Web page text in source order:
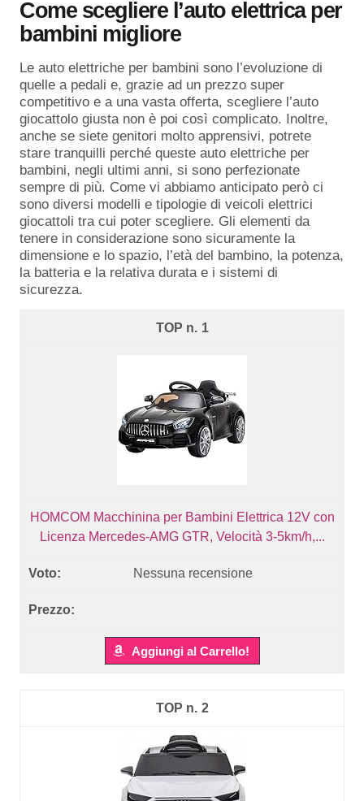
Come scegliere l’auto elettrica per
bambini migliore
Le auto elettriche per bambini sono l’evoluzione di
quelle a pedali e, grazie ad un prezzo super
competitivo e a una vasta offerta, scegliere l’auto
giocattolo giusta non è poi così complicato. Inoltre,
anche se siete genitori molto apprensivi, potrete
stare tranquilli perché queste auto elettriche per
bambini, negli ultimi anni, si sono perfezionate
sempre di più. Come vi abbiamo anticipato però ci
sono diversi modelli e tipologie di veicoli elettrici
giocattoli tra cui poter scegliere. Gli elementi da
tenere in considerazione sono sicuramente la
dimensione e lo spazio, l’età del bambino, la potenza,
la batteria e la relativa durata e i sistemi di
sicurezza.
1
HOMCOM Macchinina per Bambini Elettrica 12V con
Licenza Mercedes-AMG GTR, Velocità 3-5km/h,...
Nessuna recensione
Aggiungi al Carrello!
2